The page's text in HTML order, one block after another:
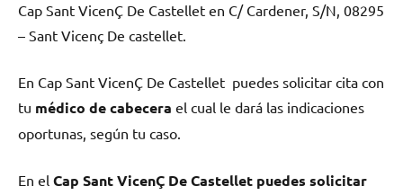
Cap Sant VicenÇ De Castellet en C/ Cardener, S/N, 08295
– Sant Vicenç De castellet.
En Cap Sant VicenÇ De Castellet puedes solicitar cita сοn
tu médico dе cabecera el cual le dará las indicaciones
oportunas, según tu caso.
En el Cap Sant VicenÇ De Castellet puedes solicitar